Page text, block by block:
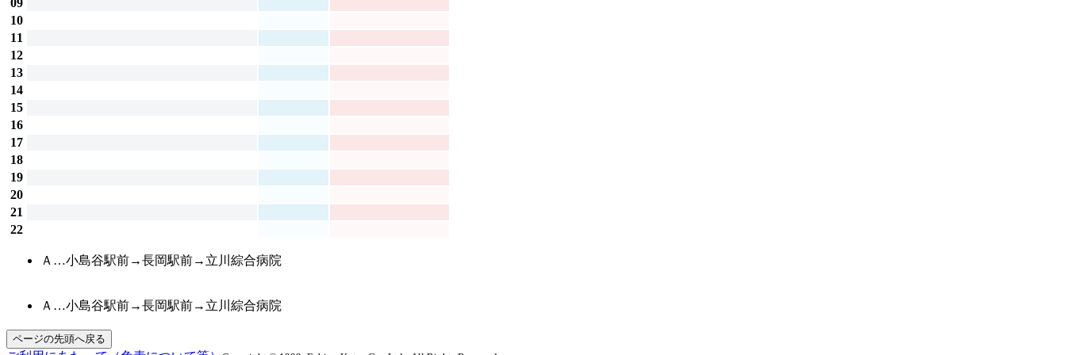
09
10
11
12
13
14
15
16
17
18
19
20
21
22
Ａ…小島谷駅前→長岡駅前→立川綜合病院
Ａ…小島谷駅前→長岡駅前→立川綜合病院
ページの先頭へ戻る